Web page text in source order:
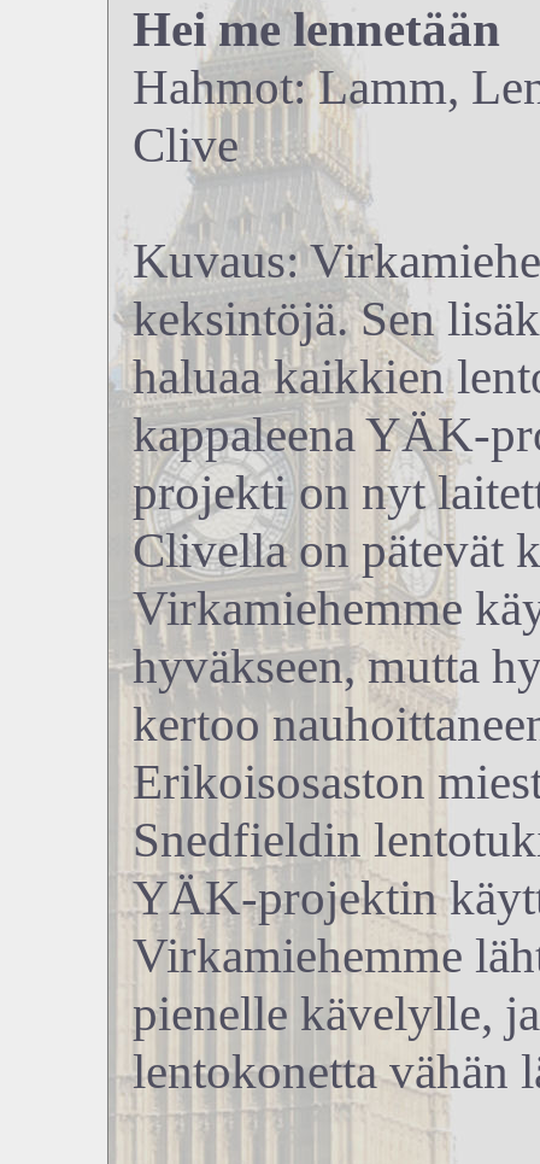
Hei me lennetään
Hahmot: Lamm,
Clive
Kuvaus:
keksintöjä. Sen
haluaa kaikkien
kappaleena YÄK-
projekti on nyt
Clivella on pätevät
Virkamiehemme
hyväkseen, mutta
kertoo
Erikoisosaston
Snedfieldin
YÄK-projektin
Virkamiehemme
pienelle kävelylle,
lentokonetta vähän